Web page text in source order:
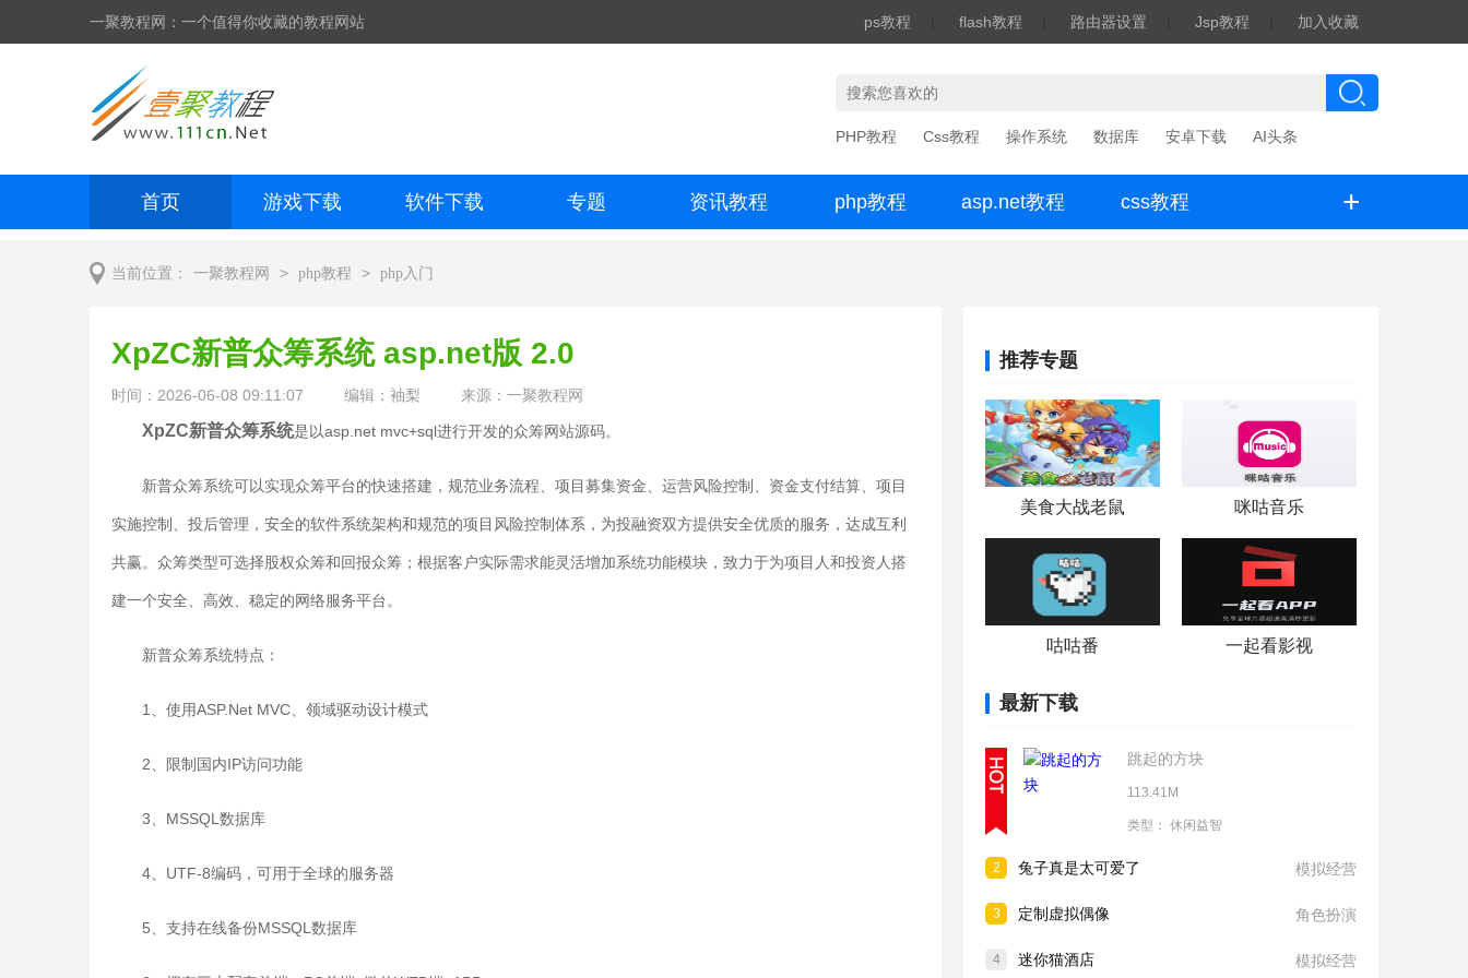
一聚教程网：一个值得你收藏的教程网站 ps教程 flash教程 路由器设置 Jsp教程 加入收藏
PHP教程 Css教程 操作系统 数据库 安卓下载 AI头条
首页 游戏下载 软件下载 专题 资讯教程 php教程 asp.net教程 css教程 +
当前位置： 一聚教程网 > php教程 > php入门
推荐专题
美食大战老鼠 咪咕音乐
咕咕番 一起看影视
最新下载
跳起的方块
113.41M
类型： 休闲益智
2 兔子真是太可爱了 模拟经营
3 定制虚拟偶像 角色扮演
4 迷你猫酒店 模拟经营
XpZC新普众筹系统 asp.net版 2.0
时间：2026-06-08 09:11:07 编辑：袖梨 来源：一聚教程网
XpZC新普众筹系统是以asp.net mvc+sql进行开发的众筹网站源码。
新普众筹系统可以实现众筹平台的快速搭建，规范业务流程、项目募集资金、运营风险控制、资金支付结算、项目
实施控制、投后管理，安全的软件系统架构和规范的项目风险控制体系，为投融资双方提供安全优质的服务，达成互利
共赢。众筹类型可选择股权众筹和回报众筹；根据客户实际需求能灵活增加系统功能模块，致力于为项目人和投资人搭
建一个安全、高效、稳定的网络服务平台。
新普众筹系统特点：
1、使用ASP.Net MVC、领域驱动设计模式
2、限制国内IP访问功能
3、MSSQL数据库
4、UTF-8编码，可用于全球的服务器
5、支持在线备份MSSQL数据库